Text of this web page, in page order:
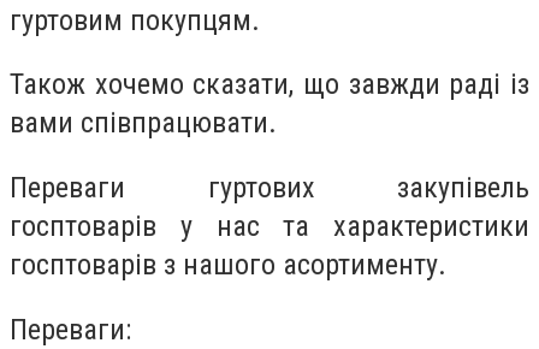
гуртовим покупцям.
Також хочемо сказати, що завжди раді із
вами співпрацювати.
Переваги гуртових закупівель
госптоварів у нас та характеристики
госптоварів з нашого асортименту.
Переваги: